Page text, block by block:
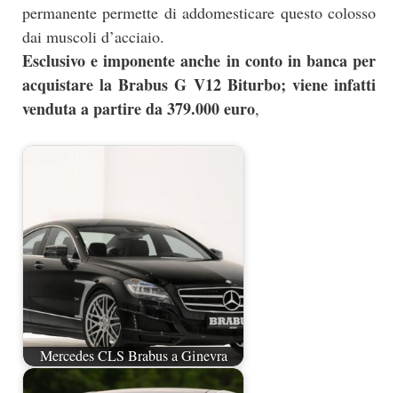
permanente permette di addomesticare questo colosso
dai muscoli d’acciaio.
Esclusivo e imponente anche in conto in banca per
acquistare la Brabus G V12 Biturbo; viene infatti
venduta a partire da 379.000 euro,
Mercedes CLS Brabus a Ginevra